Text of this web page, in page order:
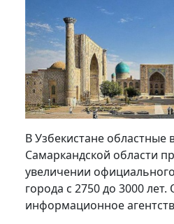
В Узбекистане областные
Самаркандской области
увеличении
города с 2750 до 3000
информационное